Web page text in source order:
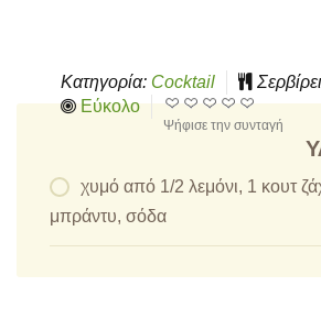
Κατηγορία: Cocktail Σερβίρει
Εύκολο
Ψήφισε την συνταγή
χυμό από 1/2 λεμόνι, 1 κουτ
μπράντυ, σόδα